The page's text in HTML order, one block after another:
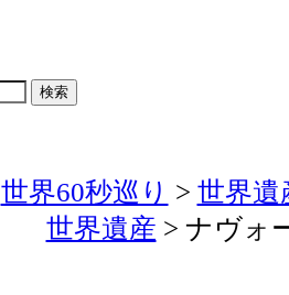
世界60秒巡り > 世界遺
世界遺産 > ナヴォ